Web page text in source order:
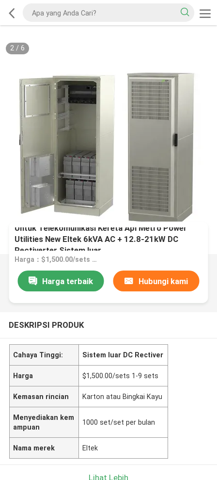
2/ 6
Untuk Telekomunikasi Kereta Api Metro Power
Utilities New Eltek 6kVA AC + 12.8-21kW DC
Rectiverter Sistem luar
Harga：$1,500.00/sets 1-9 sets
Harga terbaik Hubungi kami
DESKRIPSI PRODUK
Cahaya Tinggi: Sistem luar DC Rectiver
Harga $1,500.00/sets 1-9 sets
Kemasan rincian Karton atau Bingkai Kayu
Menyediakan kem
ampuan
1000 set/set per bulan
Nama merek Eltek
Lihat Lebih